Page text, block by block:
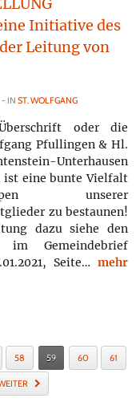
Initiative des
Leitung von
- IN ST. WOLFGANG
oder die
Pfullingen & Hl.
Unterhausen
ist eine bunte Vielfalt
unserer
zu bestaunen!
dazu siehe den
Gemeindebrief
Seite… mehr
58 59 60 61